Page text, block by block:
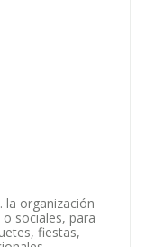
la organización
sociales, para
fiestas,
la empresa.